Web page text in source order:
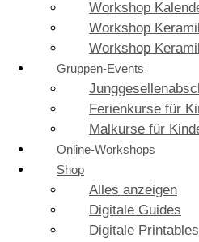
Workshop
Workshop
Workshop
Gruppen-Events
Ferienkurse für
Malkurse für
Online-Workshops
Shop
Alles anzeigen
Digitale Guides
Digitale Printables